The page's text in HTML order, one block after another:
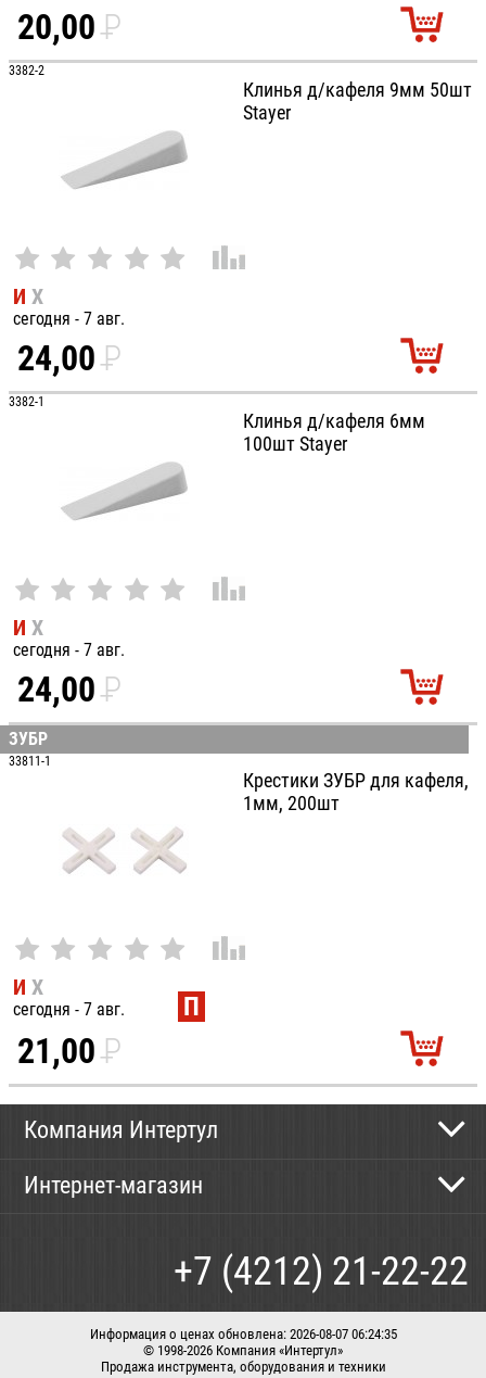
20,00P
УБ.
3382-2
Клинья д/кафеля 9мм 50шт
Stayer
И Х
сегодня - 7 авг.
24,00P
УБ.
3382-1
Клинья д/кафеля 6мм
100шт Stayer
И Х
сегодня - 7 авг.
24,00P
УБ.
ЗУБР
33811-1
Крестики ЗУБР для кафеля,
1мм, 200шт
И Х
сегодня - 7 авг. П
21,00P
УБ.
Компания Интертул
Новости
Интернет-магазин
Доставка
+7 (4212) 21-22-22
Информация о ценах обновлена: 2026-08-07 06:24:35
© 1998-2026 Компания «Интертул»
Продажа инструмента, оборудования и техники